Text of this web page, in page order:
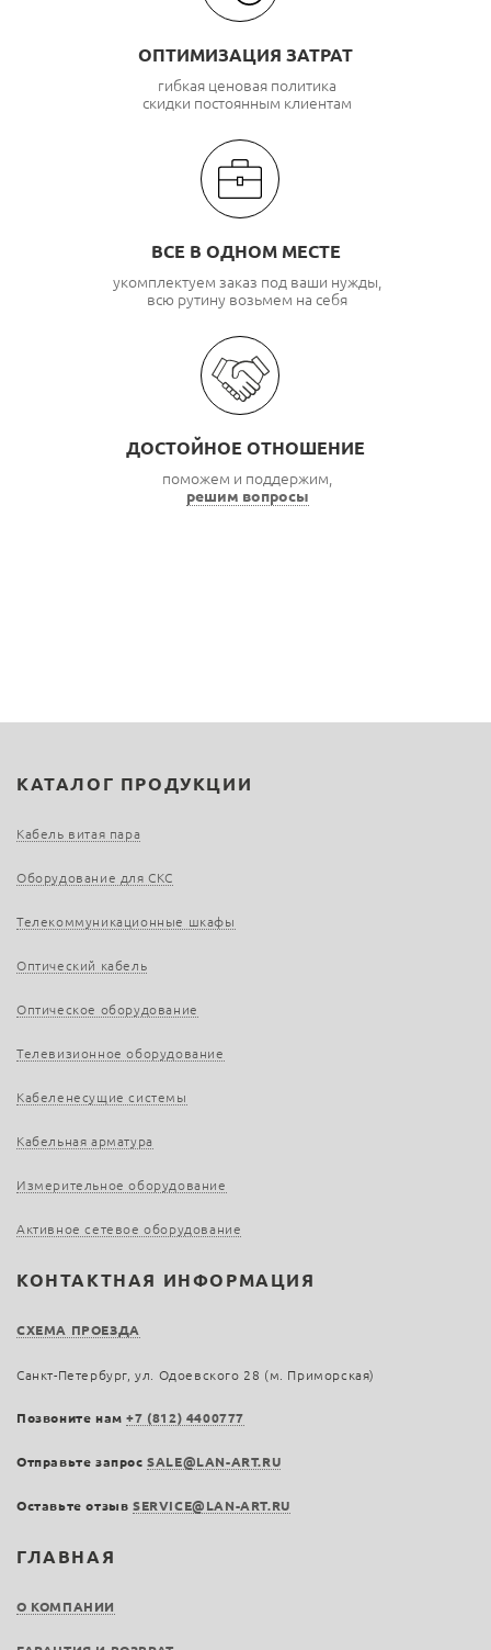
ОПТИМИЗАЦИЯ ЗАТРАТ
гибкая ценовая политика
скидки постоянным клиентам
ВСЕ В ОДНОМ МЕСТЕ
укомплектуем заказ под ваши нужды,
всю рутину возьмем на себя
ДОСТОЙНОЕ ОТНОШЕНИЕ
поможем и поддержим,
решим вопросы
ГЛАВНАЯ
О КОМПАНИИ
КАТАЛОГ ПРОДУКЦИИ
Кабель витая пара
Оборудование для СКС
Телекоммуникационные шкафы
Оптический кабель
Оптическое оборудование
Телевизионное оборудование
Кабеленесущие системы
Кабельная арматура
Измерительное оборудование
Активное сетевое оборудование
КОНТАКТНАЯ ИНФОРМАЦИЯ
СХЕМА ПРОЕЗДА
Санкт-Петербург, ул. Одоевского 28 (м. Приморская)
Позвоните нам+7 (812) 4400777
Отправьте запросSALE@LAN-ART.RU
Оставьте отзыв SERVICE@LAN-ART.RU